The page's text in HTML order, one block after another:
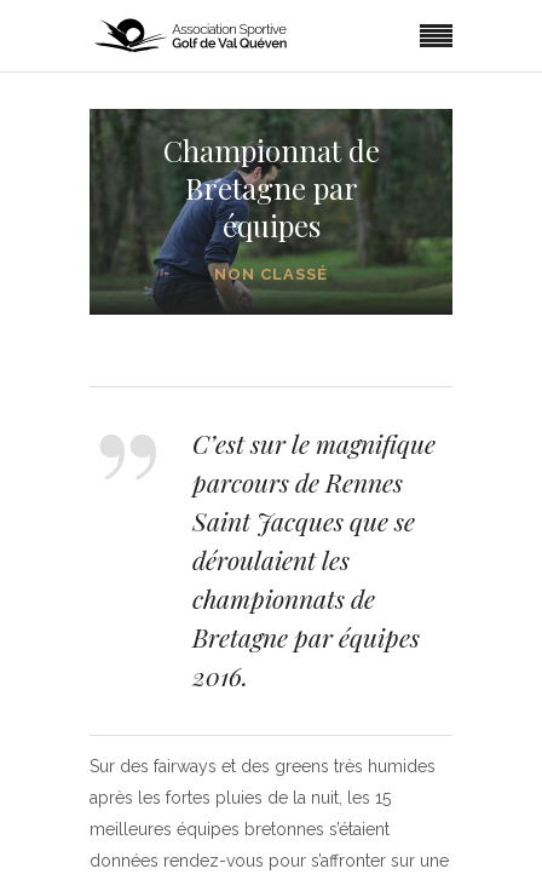
Championnat de
Bretagne par
équipes
NON CLASSÉ
C’est sur le magnifique
parcours de Rennes
Saint Jacques que se
déroulaient les
championnats de
Bretagne par équipes
2016.
Sur des fairways et des greens très humides
après les fortes pluies de la nuit, les 15
meilleures équipes bretonnes s’étaient
données rendez-vous pour s’affronter sur une